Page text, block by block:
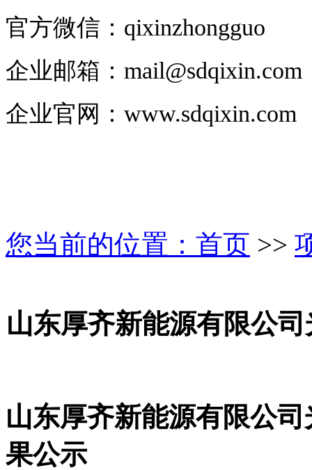
官方微信：qixinzhongguo
企业邮箱： mail@sdqixin.com
企业官网 ： www.sdqixin.com
您当前的位置： 首页 >>
山东厚齐新能源有限公
山东厚齐新能源有限公
果公示